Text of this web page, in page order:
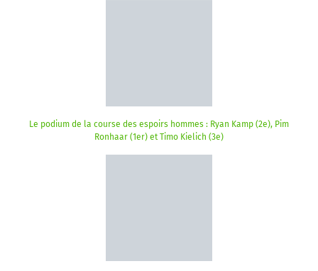
Le podium de la course des espoirs hommes : Ryan Kamp (2e), Pim
Ronhaar (1er) et Timo Kielich (3e)